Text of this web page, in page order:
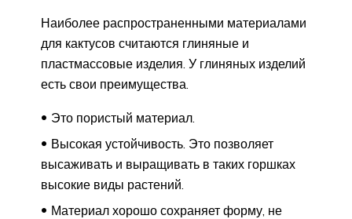
Наиболее распространенными материалами
для кактусов считаются глиняные и
пластмассовые изделия. У глиняных изделий
есть свои преимущества.
Это пористый материал.
Высокая устойчивость. Это позволяет
высаживать и выращивать в таких горшках
высокие виды растений.
Материал хорошо сохраняет форму, не